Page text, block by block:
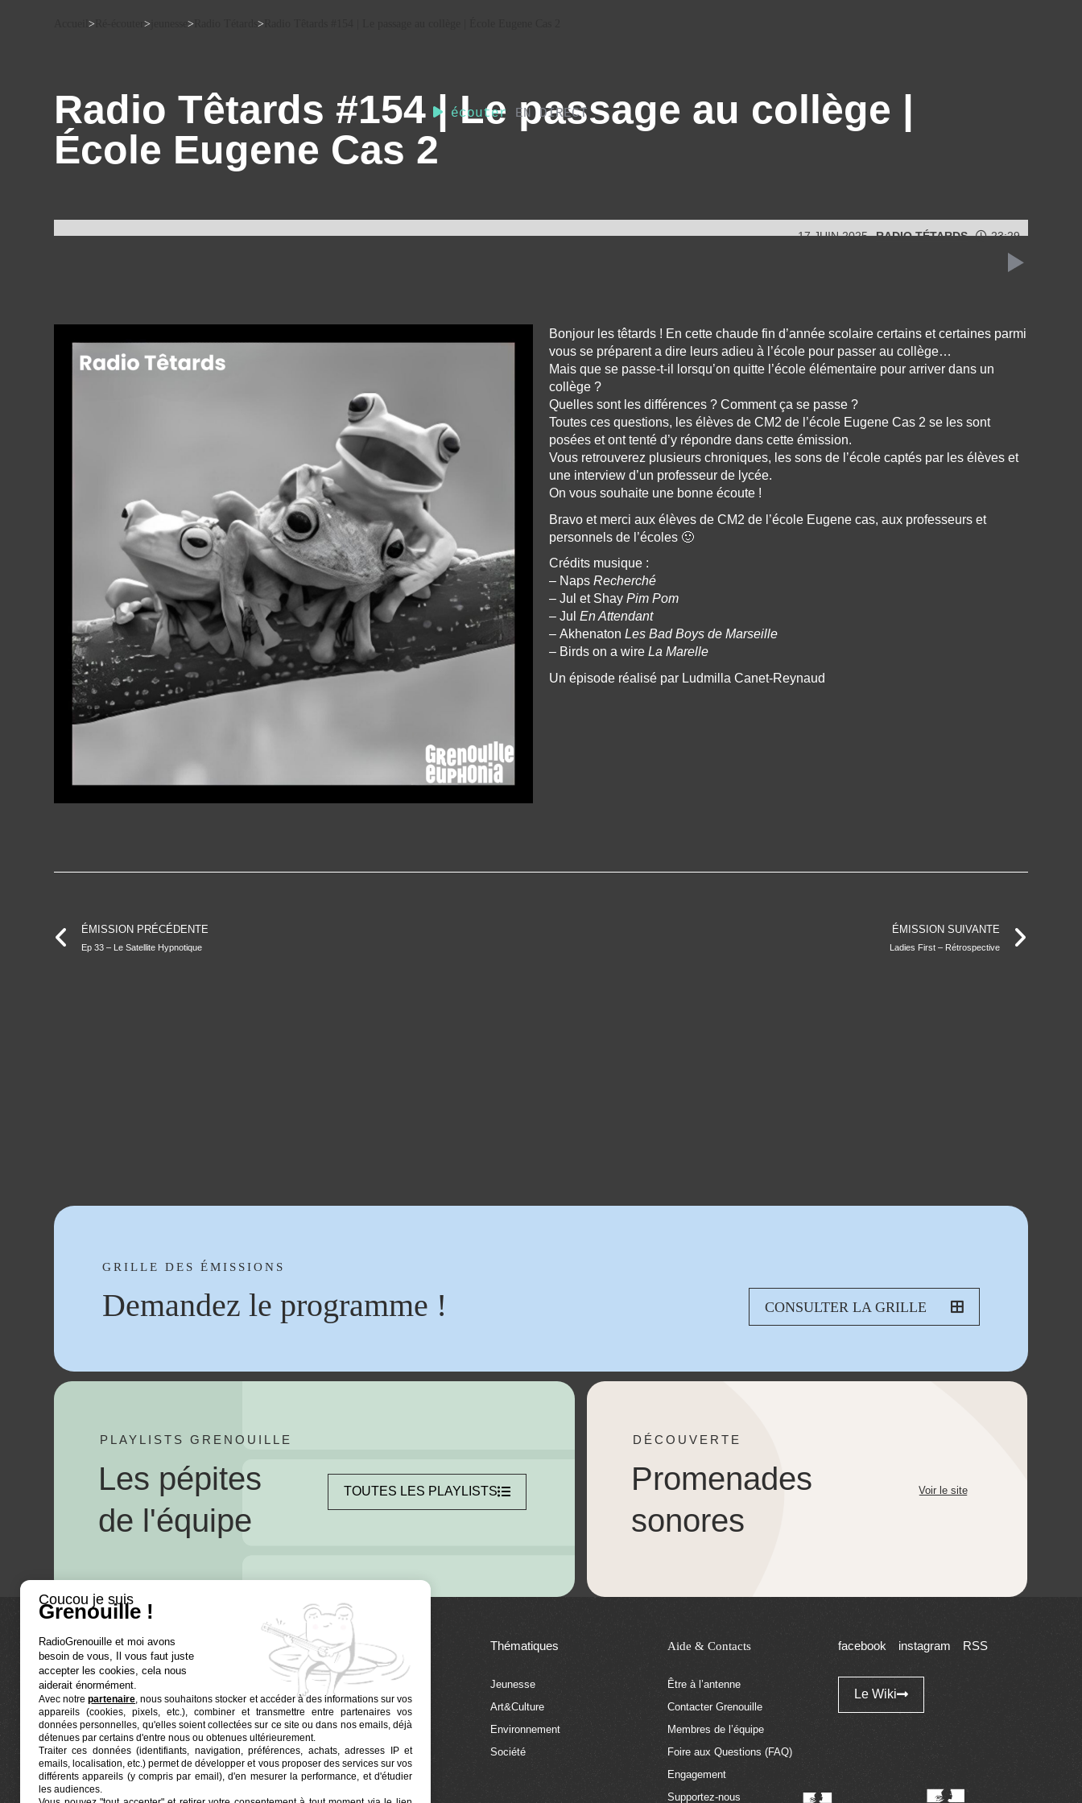
écouter EN DIRECT
> > > >
Radio Têtards #154 | Le passage au collège |
École Eugene Cas 2
17 JUIN 2025 RADIO TÉTARDS 23:29
Bonjour les têtards ! En cette chaude fin d’année scolaire certains et certaines parmi
vous se préparent a dire leurs adieu à l’école pour passer au collège…
Mais que se passe-t-il lorsqu’on quitte l’école élémentaire pour arriver dans un
collège ?
Quelles sont les différences ? Comment ça se passe ?
Toutes ces questions, les élèves de CM2 de l’école Eugene Cas 2 se les sont
posées et ont tenté d’y répondre dans cette émission.
Vous retrouverez plusieurs chroniques, les sons de l’école captés par les élèves et
une interview d’un professeur de lycée.
On vous souhaite une bonne écoute !
Bravo et merci aux élèves de CM2 de l’école Eugene cas, aux professeurs et
personnels de l’écoles 🙂
Crédits musique :
– Naps Recherché
– Jul et Shay Pim Pom
– Jul En Attendant
– Akhenaton Les Bad Boys de Marseille
– Birds on a wire La Marelle
Un épisode réalisé par Ludmilla Canet-Reynaud
ÉMISSION PRÉCÉDENTE
Ep 33 – Le Satellite Hypnotique
ÉMISSION SUIVANTE
Ladies First – Rétrospective
GRILLE DES ÉMISSIONS
Demandez le programme ! CONSULTER LA GRILLE
PLAYLISTS GRENOUILLE
Les pépites
de l'équipe
TOUTES LES PLAYLISTS
DÉCOUVERTE
Promenades
sonores
Voir le site
Euphonia est le partenaire producteur de
Radio Grenouille, radio associative
marseillaise.
La radio
Ré-écouter
Actualités
Programmation
Grenouille Euphonia
Thématiques
Jeunesse
Art&Culture
Environnement
Société
Aide & Contacts
Être à l’antenne
Contacter Grenouille
Membres de l’équipe
Foire aux Questions (FAQ)
Engagement
Supportez-nous
facebook instagram RSS
Le Wiki
Coucou je suis
Grenouille !
RadioGrenouille et moi avons
besoin de vous, Il vous faut juste
accepter les cookies, cela nous
aiderait énormément.
Avec notrepartenaire, nous souhaitons stocker et accéder à des informations sur vos
appareils (cookies, pixels, etc.), combiner et transmettre entre partenaires vos
données personnelles, qu'elles soient collectées sur ce site ou dans nos emails, déjà
détenues par certains d'entre nous ou obtenues ultérieurement.
Traiter ces données (identifiants, navigation, préférences, achats, adresses IP et
emails, localisation, etc.) permet de développer et vous proposer des services sur vos
différents appareils (y compris par email), d'en mesurer la performance, et d'étudier
les audiences.